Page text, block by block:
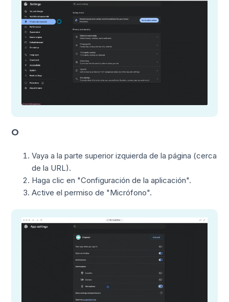
O
Vaya a la parte superior izquierda de la página (cerca
de la URL).
Haga clic en "Configuración de la aplicación".
Active el permiso de "Micrófono".